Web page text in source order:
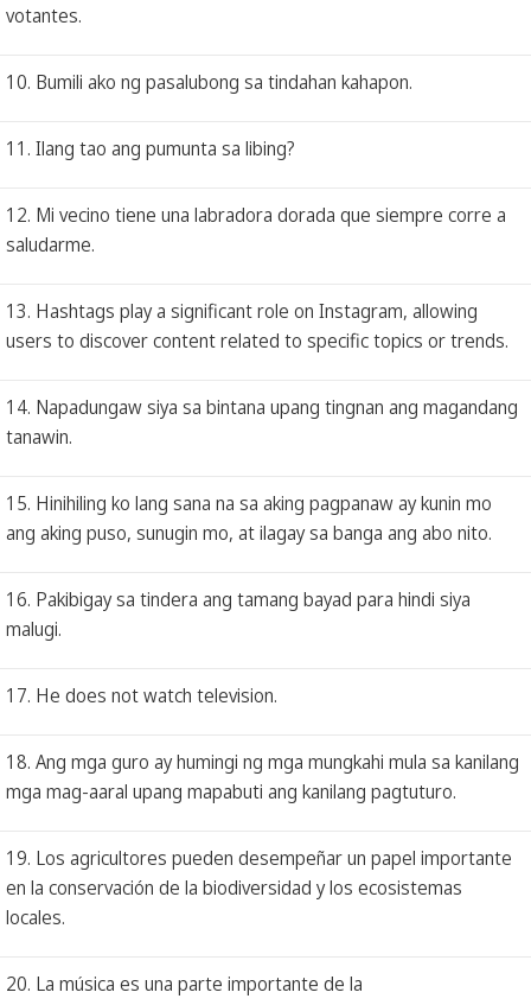
votantes.
10. Bumili ako ng pasalubong sa tindahan kahapon.
11. Ilang tao ang pumunta sa libing?
12. Mi vecino tiene una labradora dorada que siempre corre a
saludarme.
13. Hashtags play a significant role on Instagram, allowing
users to discover content related to specific topics or trends.
14. Napadungaw siya sa bintana upang tingnan ang magandang
tanawin.
15. Hinihiling ko lang sana na sa aking pagpanaw ay kunin mo
ang aking puso, sunugin mo, at ilagay sa banga ang abo nito.
16. Pakibigay sa tindera ang tamang bayad para hindi siya
malugi.
17. He does not watch television.
18. Ang mga guro ay humingi ng mga mungkahi mula sa kanilang
mga mag-aaral upang mapabuti ang kanilang pagtuturo.
19. Los agricultores pueden desempeñar un papel importante
en la conservación de la biodiversidad y los ecosistemas
locales.
20. La música es una parte importante de la